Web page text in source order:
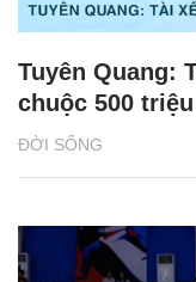
ĐỜI SỐNG
Tuyên Quang:
chuộc 500